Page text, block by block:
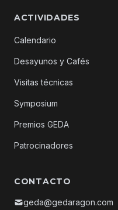
ACTIVIDADES
Calendario
Desayunos y Cafés
Visitas técnicas
Symposium
Premios GEDA
Patrocinadores
CONTACTO
geda@gedaragon.com